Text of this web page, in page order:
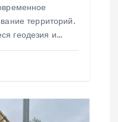
территорий.
геодезия и…